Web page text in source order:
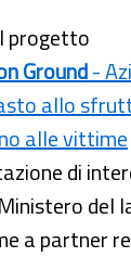
progetto
Ground-
allo
alle vittime
di
del
a partner